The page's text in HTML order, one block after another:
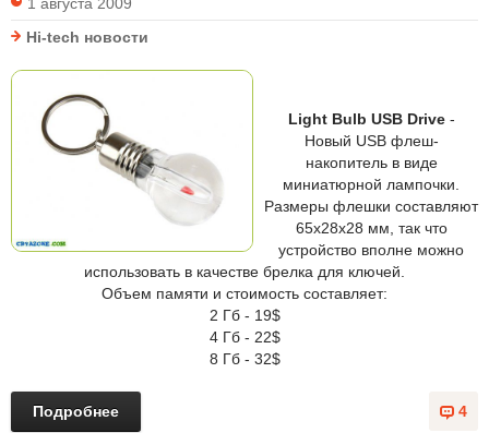
Hi-tech новости
Light Bulb USB Drive-
Новый USB флеш-
накопитель в виде
миниатюрной лампочки.
Размеры флешки составляют
65х28х28 мм, так что
устройство вполне можно
использовать в качестве брелка для ключей.
Объем памяти и стоимость составляет:
2 Гб - 19$
4 Гб - 22$
8 Гб - 32$
4
Подробнее